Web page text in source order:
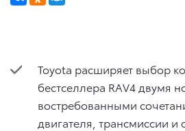
Toyota расширяет выбор
бестселлера RAV4 двумя
востребованными
двигателя, трансмиссии и